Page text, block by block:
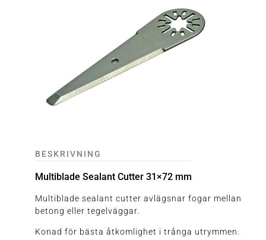
BESKRIVNING
Multiblade Sealant Cutter 31×72 mm
Multiblade sealant cutter avlägsnar fogar mellan
betong eller tegelväggar.
Konad för bästa åtkomlighet i trånga utrymmen.